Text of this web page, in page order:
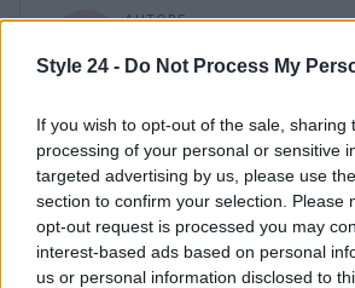
Style 24 - Do Not Process My
If you wish to opt-out of the sale, sharing
processing of your personal or sensitive
targeted advertising by us, please use
section to confirm your selection. Please
opt-out request is processed you may
interest-based ads based on personal
us or personal information disclosed to
AUTORE